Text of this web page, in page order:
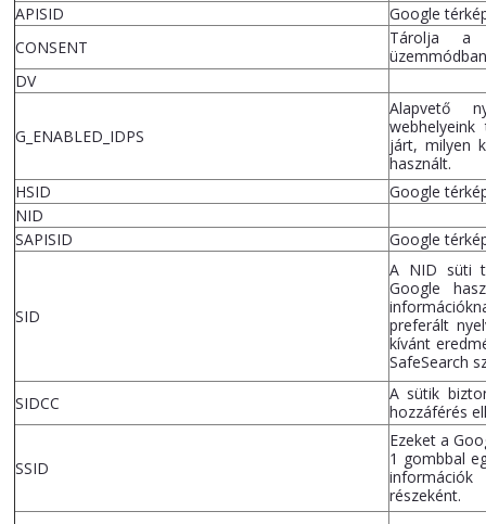
APISID
Google
CONSENT
Tárolja a
DV
G_ENABLED_IDPS
Alapvető
járt, milyen
használt.
HSID
Google
NID
SAPISID
Google
SID
A NID süti
Google
preferált
kívánt
SafeSearch
SIDCC
A sütik
hozzáférés
SSID
Ezeket a
1 gombbal
információk
részeként.